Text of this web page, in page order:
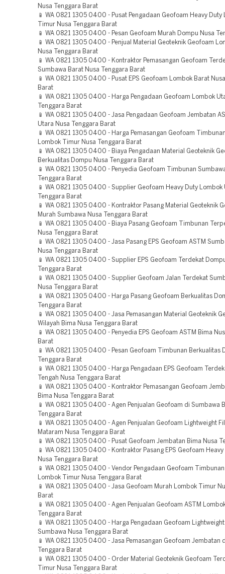
Nusa Tenggara Barat
📱 WA 0821 1305 0400 - Pusat Pengadaan Geofoam Heavy Duty
Timur Nusa Tenggara Barat
📱 WA 0821 1305 0400 - Pesan Geofoam Murah Dompu Nusa
📱 WA 0821 1305 0400 - Penjual Material Geoteknik Geofoam
Nusa Tenggara Barat
📱 WA 0821 1305 0400 - Kontraktor Pemasangan Geofoam
Sumbawa Barat Nusa Tenggara Barat
📱 WA 0821 1305 0400 - Pusat EPS Geofoam Lombok Barat
Barat
📱 WA 0821 1305 0400 - Harga Pengadaan Geofoam Lombok
Tenggara Barat
📱 WA 0821 1305 0400 - Jasa Pengadaan Geofoam Jembatan
Utara Nusa Tenggara Barat
📱 WA 0821 1305 0400 - Harga Pemasangan Geofoam
Lombok Timur Nusa Tenggara Barat
📱 WA 0821 1305 0400 - Biaya Pengadaan Material Geoteknik
Berkualitas Dompu Nusa Tenggara Barat
📱 WA 0821 1305 0400 - Penyedia Geofoam Timbunan
Tenggara Barat
📱 WA 0821 1305 0400 - Supplier Geofoam Heavy Duty Lombok
Tenggara Barat
📱 WA 0821 1305 0400 - Kontraktor Pasang Material Geoteknik
Murah Sumbawa Nusa Tenggara Barat
📱 WA 0821 1305 0400 - Biaya Pasang Geofoam Timbunan
Nusa Tenggara Barat
📱 WA 0821 1305 0400 - Jasa Pasang EPS Geofoam ASTM
Nusa Tenggara Barat
📱 WA 0821 1305 0400 - Supplier EPS Geofoam Terdekat
Tenggara Barat
📱 WA 0821 1305 0400 - Supplier Geofoam Jalan Terdekat
Nusa Tenggara Barat
📱 WA 0821 1305 0400 - Harga Pasang Geofoam Berkualitas
Tenggara Barat
📱 WA 0821 1305 0400 - Jasa Pemasangan Material Geoteknik
Wilayah Bima Nusa Tenggara Barat
📱 WA 0821 1305 0400 - Penyedia EPS Geofoam ASTM Bima
Barat
📱 WA 0821 1305 0400 - Pesan Geofoam Timbunan Berkualitas
Tenggara Barat
📱 WA 0821 1305 0400 - Harga Pengadaan EPS Geofoam
Tengah Nusa Tenggara Barat
📱 WA 0821 1305 0400 - Kontraktor Pemasangan Geofoam
Bima Nusa Tenggara Barat
📱 WA 0821 1305 0400 - Agen Penjualan Geofoam di Sumbawa
Tenggara Barat
📱 WA 0821 1305 0400 - Agen Penjualan Geofoam Lightweight
Mataram Nusa Tenggara Barat
📱 WA 0821 1305 0400 - Pusat Geofoam Jembatan Bima Nusa
📱 WA 0821 1305 0400 - Kontraktor Pasang EPS Geofoam Heavy
Nusa Tenggara Barat
📱 WA 0821 1305 0400 - Vendor Pengadaan Geofoam
Lombok Timur Nusa Tenggara Barat
📱 WA 0821 1305 0400 - Jasa Geofoam Murah Lombok Timur
Barat
📱 WA 0821 1305 0400 - Agen Penjualan Geofoam ASTM
Tenggara Barat
📱 WA 0821 1305 0400 - Harga Pengadaan Geofoam
Sumbawa Nusa Tenggara Barat
📱 WA 0821 1305 0400 - Jasa Pemasangan Geofoam Jembatan
Tenggara Barat
📱 WA 0821 1305 0400 - Order Material Geoteknik Geofoam
Timur Nusa Tenggara Barat